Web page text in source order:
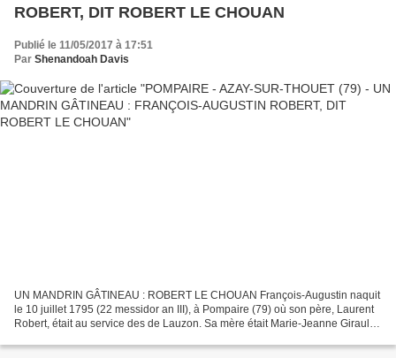
ROBERT, DIT ROBERT LE CHOUAN
Publié le 11/05/2017 à 17:51
Par Shenandoah Davis
UN MANDRIN GÂTINEAU : ROBERT LE CHOUAN François-Augustin naquit
le 10 juillet 1795 (22 messidor an III), à Pompaire (79) où son père, Laurent
Robert, était au service des de Lauzon. Sa mère était Marie-Jeanne Girault.